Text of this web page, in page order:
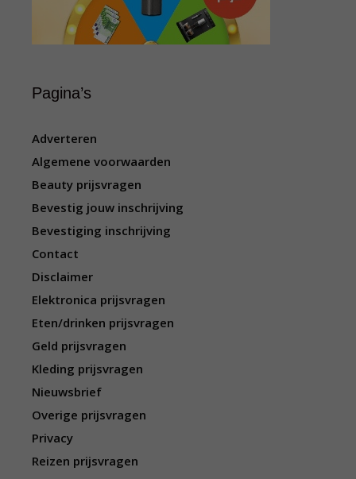
Pagina’s
Adverteren
Algemene voorwaarden
Beauty prijsvragen
Bevestig jouw inschrijving
Bevestiging inschrijving
Contact
Disclaimer
Elektronica prijsvragen
Eten/drinken prijsvragen
Geld prijsvragen
Kleding prijsvragen
Nieuwsbrief
Overige prijsvragen
Privacy
Reizen prijsvragen